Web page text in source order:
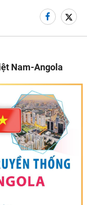
Nam-Angola